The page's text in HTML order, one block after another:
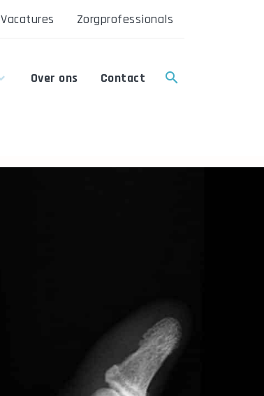
Vacatures Zorgprofessionals
Over ons Contact